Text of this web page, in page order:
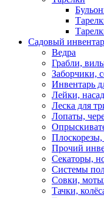
Садовый
Ведра
Грабли,
Заборчики,
Инвентарь
Лейки,
Леска для
Лопаты,
Плоскорезы,
Прочий
Секаторы,
Системы
Совки,
Тачки,